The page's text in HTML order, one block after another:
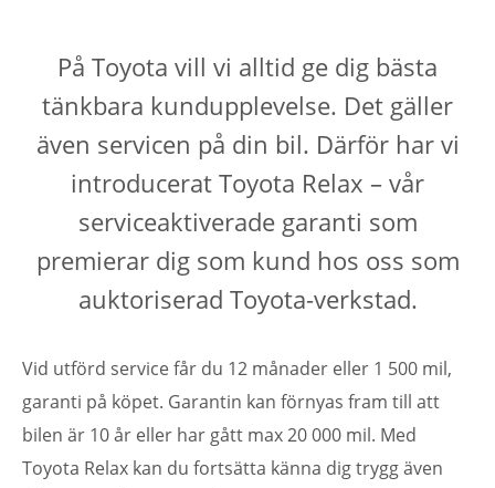
På Toyota vill vi alltid ge dig bästa
tänkbara kundupplevelse. Det gäller
även servicen på din bil. Därför har vi
introducerat Toyota Relax – vår
serviceaktiverade garanti som
premierar dig som kund hos oss som
auktoriserad Toyota-verkstad.
Vid utförd service får du 12 månader eller 1 500 mil,
garanti på köpet. Garantin kan förnyas fram till att
bilen är 10 år eller har gått max 20 000 mil. Med
Toyota Relax kan du fortsätta känna dig trygg även